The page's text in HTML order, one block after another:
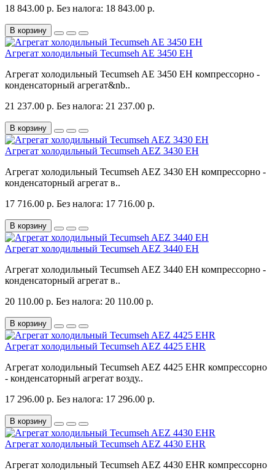
18 843.00 р. Без налога: 18 843.00 р.
В корзину
Агрегат холодильный Tecumseh AE 3450 EH
Агрегат холодильный Tecumseh AE 3450 EH компрессорно -
конденсаторный агрегат&nb..
21 237.00 р. Без налога: 21 237.00 р.
В корзину
Агрегат холодильный Tecumseh AEZ 3430 EH
Агрегат холодильный Tecumseh AEZ 3430 EH компрессорно -
конденсаторный агрегат в..
17 716.00 р. Без налога: 17 716.00 р.
В корзину
Агрегат холодильный Tecumseh AEZ 3440 EH
Агрегат холодильный Tecumseh AEZ 3440 EH компрессорно -
конденсаторный агрегат в..
20 110.00 р. Без налога: 20 110.00 р.
В корзину
Агрегат холодильный Tecumseh AEZ 4425 EHR
Агрегат холодильный Tecumseh AEZ 4425 EHR компрессорно
- конденсаторный агрегат возду..
17 296.00 р. Без налога: 17 296.00 р.
В корзину
Агрегат холодильный Tecumseh AEZ 4430 EHR
Агрегат холодильный Tecumseh AEZ 4430 EHR компрессорно